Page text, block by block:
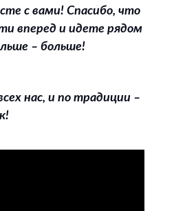
с вами! Спасибо, что
вперед и идете рядом
– больше!
нас, и по традиции –